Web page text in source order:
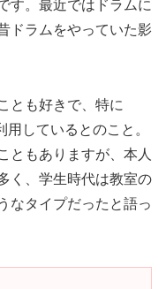
す。最近ではドラムに
ドラムをやっていた影
とも好きで、特に
しているとのこと。
ともありますが、本人
く、学生時代は教室の
なタイプだったと語っ